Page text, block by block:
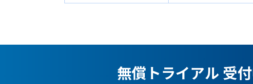
無償トライアル 受